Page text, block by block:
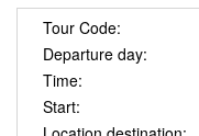
Tour Code:
Departure day:
Time:
Start: